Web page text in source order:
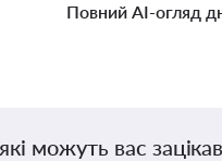
Повний AI-огляд
можуть вас